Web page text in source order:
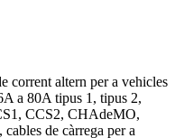
corrent altern per a vehicles
a 80A tipus 1, tipus 2,
CCS2, CHAdeMO,
de càrrega per a